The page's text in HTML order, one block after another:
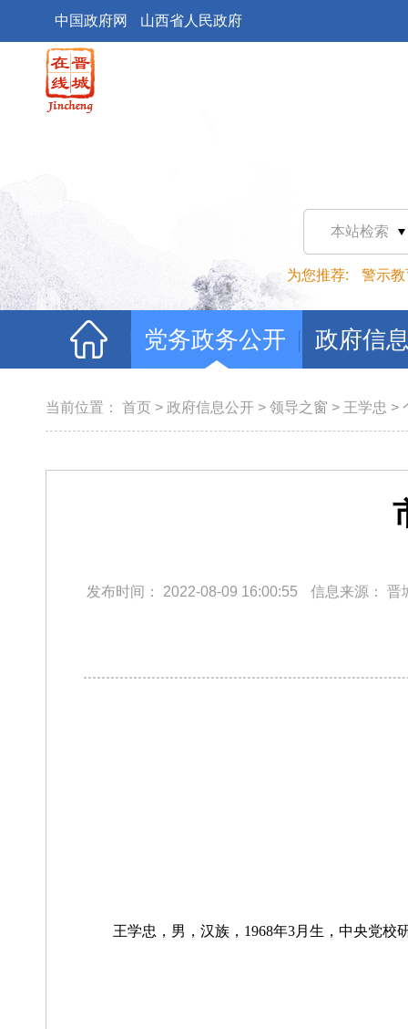
中国政府网 山西省人民政府
本站检索
为您推荐: 警示教
党务政务公开 政府信
当前位置： 首页 > 政府信息公开 > 领导之窗 > 王学忠 >
发布时间： 2022-08-09 16:00:55 信息来源： 晋
王学忠，男，汉族，1968年3月生，中央党校